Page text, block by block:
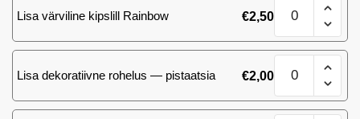
roosi
kogus
Lisa värviline kipslill Rainbow €2,50 Pink
Mondial
(Ecuador)
roosi
kogus
Lisa dekoratiivne rohelus — pistaatsia €2,00 Pink
Mondial
(Ecuador)